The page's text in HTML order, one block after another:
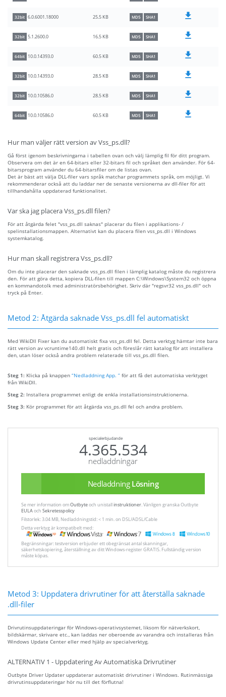
32bit 6.0.6001.18000 25.5 KB MD5 SHA1
32bit 5.1.2600.0 16.5 KB MD5 SHA1
64bit 10.0.14393.0 60.5 KB MD5 SHA1
32bit 10.0.14393.0 28.5 KB MD5 SHA1
32bit 10.0.10586.0 28.5 KB MD5 SHA1
64bit 10.0.10586.0 60.5 KB MD5 SHA1
Hur man väljer rätt version av Vss_ps.dll?
Gå först igenom beskrivningarna i tabellen ovan och välj lämplig fil för ditt program.
Observera om det är en 64-bitars eller 32-bitars fil och språket den använder. För 64-
bitarsprogram använder du 64-bitarsfiler om de listas ovan.
Det är bäst att välja DLL-filer vars språk matchar programmets språk, om möjligt. Vi
rekommenderar också att du laddar ner de senaste versionerna av dll-filer för att
tillhandahålla uppdaterad funktionalitet.
Var ska jag placera Vss_ps.dll filen?
För att åtgärda felet "vss_ps.dll saknas" placerar du filen i applikations- /
spelinstallationsmappen. Alternativt kan du placera filen vss_ps.dll i Windows
systemkatalog.
Hur man skall registrera Vss_ps.dll?
Om du inte placerar den saknade vss_ps.dll filen i lämplig katalog måste du registrera
den. För att göra detta, kopiera DLL-filen till mappen C:\Windows\System32 och öppna
en kommandotolk med administratörsbehörighet. Skriv där "regsvr32 vss_ps.dll" och
tryck på Enter.
Metod 2: Åtgärda saknade Vss_ps.dll fel automatiskt
Med WikiDll Fixer kan du automatiskt fixa vss_ps.dll fel. Detta verktyg hämtar inte bara
rätt version av vcruntime140.dll helt gratis och föreslår rätt katalog för att installera
den, utan löser också andra problem relaterade till vss_ps.dll filen.
Steg 1: Klicka på knappen “Nedladdning App. ” för att få det automatiska verktyget
från WikiDll.
Steg 2: Installera programmet enligt de enkla installationsinstruktionerna.
Steg 3: Kör programmet för att åtgärda vss_ps.dll fel och andra problem.
specialerbjudande
4.365.534
nedladdningar
Nedladdning Lösning
Se mer information omOutbyteoch unistallinstruktioner. Vänligen granska Outbyte
EULAoch Sekretesspolicy
Filstorlek: 3.04 MB, Nedladdningstid: < 1 min. on DSL/ADSL/Cable
Detta verktyg är kompatibelt med:
Begränsningar: testversion erbjuder ett obegränsat antal skanningar,
säkerhetskopiering, återställning av ditt Windows-register GRATIS. Fullständig version
måste köpas.
Metod 3: Uppdatera drivrutiner för att återställa saknade
.dll-filer
Drivrutinsuppdateringar för Windows-operativsystemet, liksom för nätverkskort,
bildskärmar, skrivare etc., kan laddas ner oberoende av varandra och installeras från
Windows Update Center eller med hjälp av specialverktyg.
ALTERNATIV 1 - Uppdatering Av Automatiska Drivrutiner
Outbyte Driver Updater uppdaterar automatiskt drivrutiner i Windows. Rutinmässiga
drivrutinsuppdateringar hör nu till det förflutna!